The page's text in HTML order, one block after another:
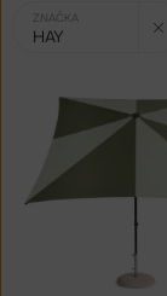
Vybrané
filtry:
ZNAČKA
HAY